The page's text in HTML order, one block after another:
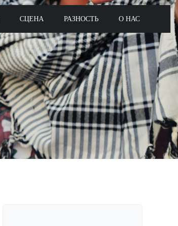
СЦЕНА РАЗНОСТЬ О НАС